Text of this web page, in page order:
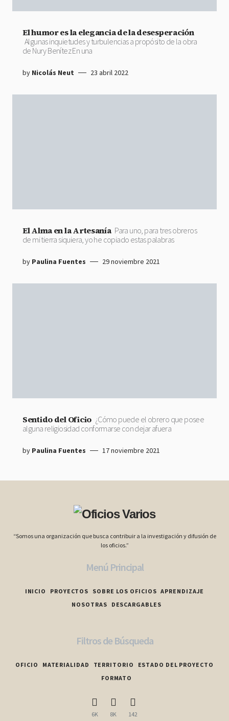
El humor es la elegancia de la desesperación
Algunas inquietudes y turbulencias a propósito de la obra
de Nury Benítez En una
by Nicolás Neut 23 abril 2022
El Alma en la Artesanía Para uno, para tres obreros
de mi tierra siquiera, yo he copiado estas palabras
by Paulina Fuentes 29 noviembre 2021
Sentido del Oficio ¿Cómo puede el obrero que posee
alguna religiosidad conformarse con dejar afuera
by Paulina Fuentes 17 noviembre 2021
“Somos una organización que busca contribuir a la investigación y difusión de
los oficios.”
Menú Principal
INICIO PROYECTOS SOBRE LOS OFICIOS APRENDIZAJE
NOSOTRAS
DESCARGABLES
Filtros de Búsqueda
OFICIO MATERIALIDAD TERRITORIO
ESTADO DEL PROYECTO
FORMATO
6K 8K 142